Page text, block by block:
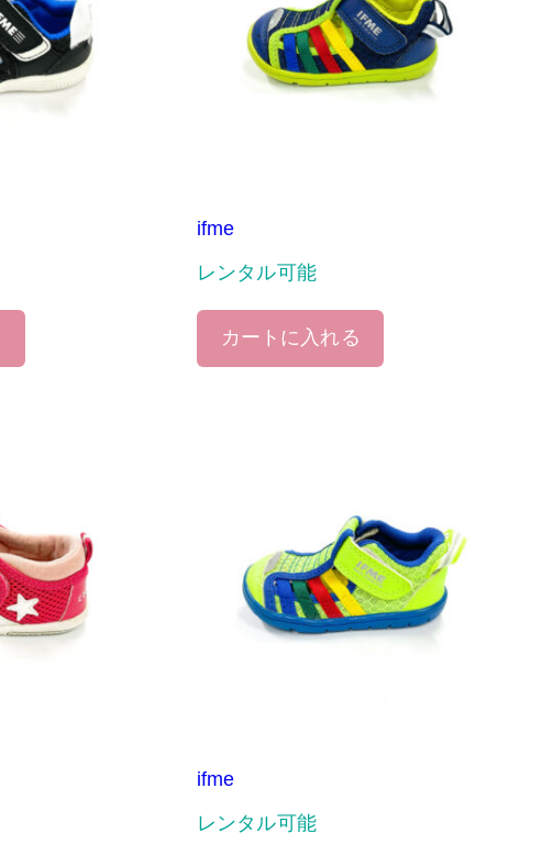
ifme
レンタル可能
カートに入れる
ifme
レンタル可能